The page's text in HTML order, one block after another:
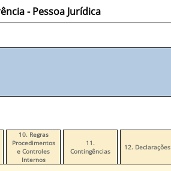
- Pessoa Jurídica
10. Regras
Procedimentos
e Controles
Internos
11.
Contingências
12. Declarações